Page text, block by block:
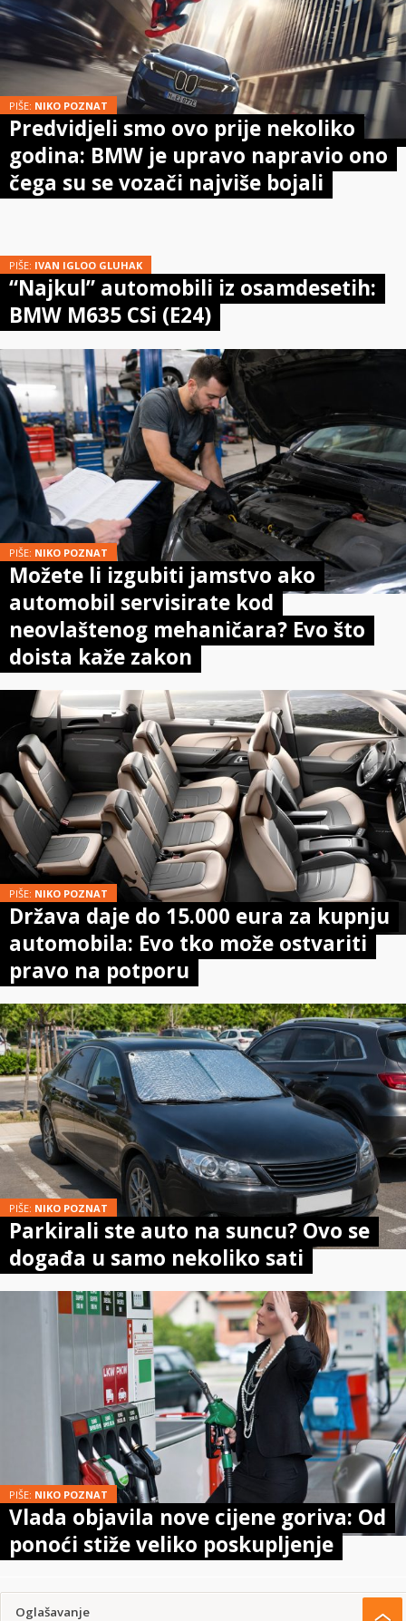
PIŠE: NIKO POZNAT
Predvidjeli smo ovo prije nekoliko
godina: BMW je upravo napravio ono
čega su se vozači najviše bojali
PIŠE: IVAN IGLOO GLUHAK
“Najkul” automobili iz osamdesetih:
BMW M635 CSi (E24)
PIŠE: NIKO POZNAT
Možete li izgubiti jamstvo ako
automobil servisirate kod
neovlaštenog mehaničara? Evo što
doista kaže zakon
PIŠE: NIKO POZNAT
Država daje do 15.000 eura za kupnju
automobila: Evo tko može ostvariti
pravo na potporu
PIŠE: NIKO POZNAT
Parkirali ste auto na suncu? Ovo se
događa u samo nekoliko sati
PIŠE: NIKO POZNAT
Vlada objavila nove cijene goriva: Od
ponoći stiže veliko poskupljenje
Oglašavanje